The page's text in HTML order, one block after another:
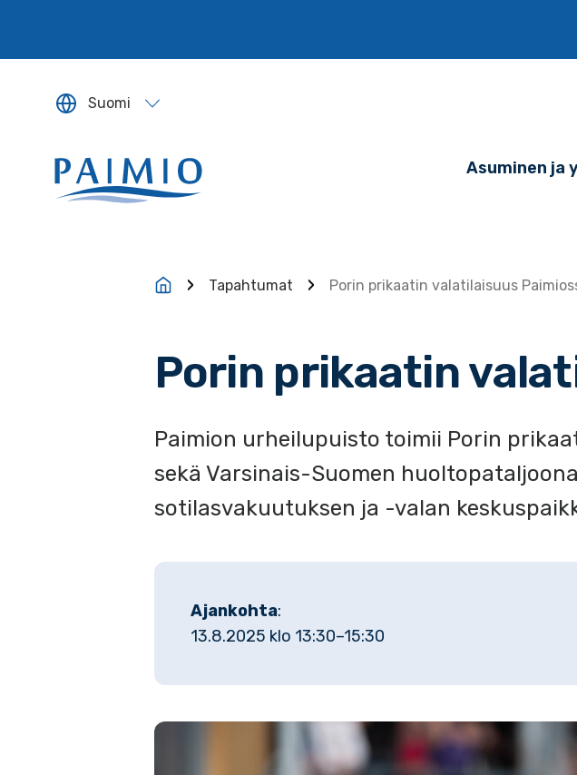
Suomi
Sivun kieleksi valitaan englanti.
Asuminen ja
Tapahtumat Porin prikaatin valatilaisuus
Porin prikaatin
Paimion urheilupuisto toimii Porin
sekä Varsinais-Suomen
sotilasvakuutuksen ja -valan
Ajankohta:
13.8.2025 klo 13:30–15:30